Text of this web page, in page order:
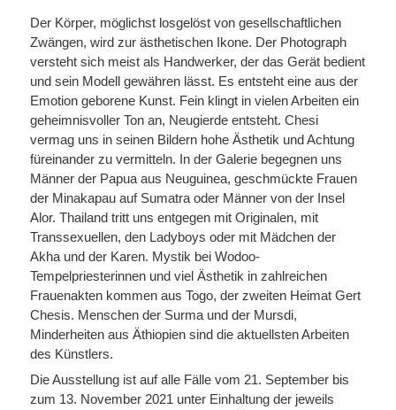
Der Körper, möglichst losgelöst von gesellschaftlichen
Zwängen, wird zur ästhetischen Ikone. Der Photograph
versteht sich meist als Handwerker, der das Gerät bedient
und sein Modell gewähren lässt. Es entsteht eine aus der
Emotion geborene Kunst. Fein klingt in vielen Arbeiten ein
geheimnisvoller Ton an, Neugierde entsteht. Chesi
vermag uns in seinen Bildern hohe Ästhetik und Achtung
füreinander zu vermitteln. In der Galerie begegnen uns
Männer der Papua aus Neuguinea, geschmückte Frauen
der Minakapau auf Sumatra oder Männer von der Insel
Alor. Thailand tritt uns entgegen mit Originalen, mit
Transsexuellen, den Ladyboys oder mit Mädchen der
Akha und der Karen. Mystik bei Wodoo-
Tempelpriesterinnen und viel Ästhetik in zahlreichen
Frauenakten kommen aus Togo, der zweiten Heimat Gert
Chesis. Menschen der Surma und der Mursdi,
Minderheiten aus Äthiopien sind die aktuellsten Arbeiten
des Künstlers.
Die Ausstellung ist auf alle Fälle vom 21. September bis
zum 13. November 2021 unter Einhaltung der jeweils